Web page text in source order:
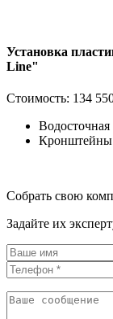
Установка
Line"
Стоимость: 134
Водосточная
Кронштейны
Собрать свою
Задайте их